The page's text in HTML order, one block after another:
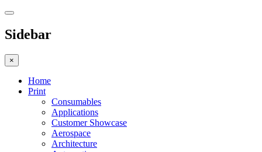
Sidebar
×
Home
Print
Consumables
Applications
Customer Showcase
Aerospace
Architecture